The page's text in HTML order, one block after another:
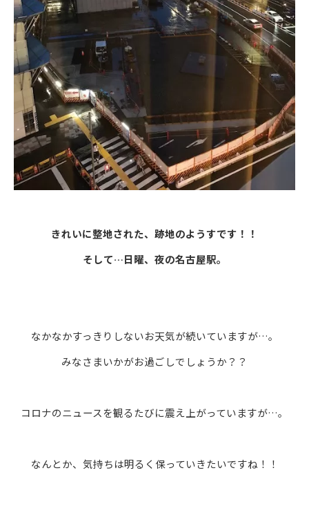
きれいに整地された、跡地のようすです！！
そして…日曜、夜の名古屋駅。
なかなかすっきりしないお天気が続いていますが…。
みなさまいかがお過ごしでしょうか？？
コロナのニュースを観るたびに震え上がっていますが…。
なんとか、気持ちは明るく保っていきたいですね！！